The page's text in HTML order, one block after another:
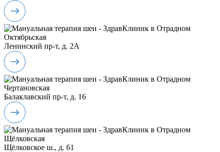
Октябрьская
Ленинский пр-т, д. 2А
Чертановская
Балаклавский пр-т, д. 16
Щёлковская
Щёлковское ш., д. 61